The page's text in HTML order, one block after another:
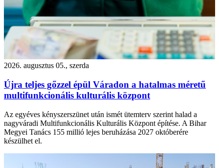
2026. augusztus 05., szerda
Újra teljes gőzzel épül Váradon a hatalmas méretű
multifunkcionális kulturális központ
Az egyéves kényszerszünet után ismét ütemterv szerint halad a
nagyváradi Multifunkcionális Kulturális Központ építése. A Bihar
Megyei Tanács 155 millió lejes beruházása 2027 októberére
készülhet el.